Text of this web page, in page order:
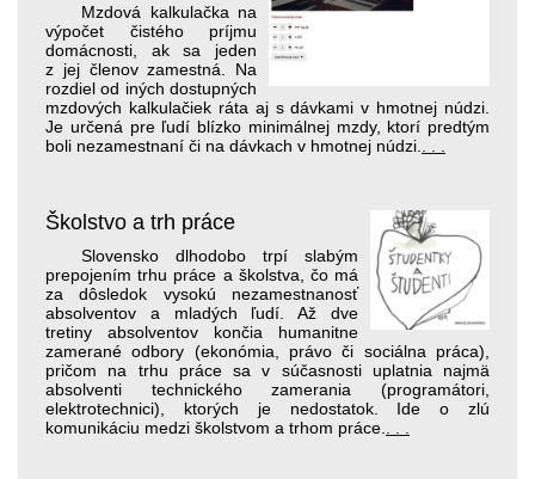
Mzdová kalkulačka na
výpočet čistého príjmu
domácnosti, ak sa jeden
z jej členov zamestná. Na
rozdiel od iných dostupných
mzdových kalkulačiek ráta aj s dávkami v hmotnej núdzi.
Je určená pre ľudí blízko minimálnej mzdy, ktorí pred­tým
boli nezamestnaní či na dávkach v hmotnej núdzi.
Školstvo a trh práce
Slovensko dlhodobo trpí slabým
prepojením trhu práce a školstva, čo má
za dôsledok vysokú nezamestnanosť
absolventov a mladých ľudí. Až dve
tretiny absolventov končia humanitne
zamerané odbory (ekonómia, právo či sociálna práca),
pričom na trhu práce sa v súčasnosti uplatnia najmä
absolventi technického zamerania (programátori,
elektrotechnici), ktorých je nedostatok. Ide o zlú
komunikáciu medzi školstvom a trhom práce.